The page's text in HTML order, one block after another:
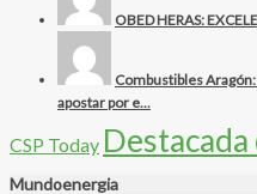
OBED HERAS:
Combustibles
apostar por e...
CSP Today
Mundoenergia